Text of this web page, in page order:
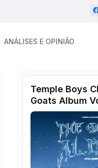
ANÁLISES E OPINIÃO
Temple Boys
Goats Album